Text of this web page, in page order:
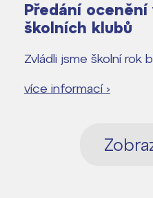
Předání ocenění
školních klubů
Zvládli jsme školní rok
více informací ›